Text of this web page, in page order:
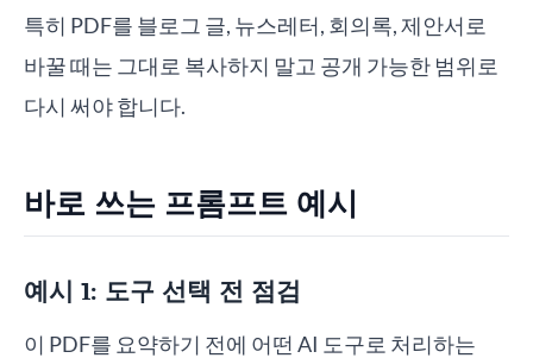
특히 PDF를 블로그 글, 뉴스레터, 회의록, 제안서로
바꿀 때는 그대로 복사하지 말고 공개 가능한 범위로
다시 써야 합니다.
바로 쓰는 프롬프트 예시
예시 1: 도구 선택 전 점검
이 PDF를 요약하기 전에 어떤 AI 도구로 처리하는